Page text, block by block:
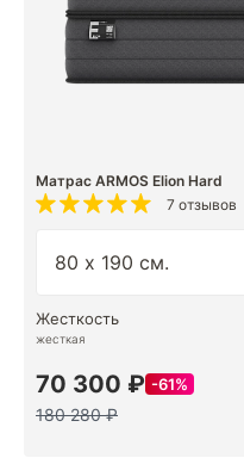
Матрас ARMOS Elion Hard
7 отзывов
Жесткость
жесткая
70 300 ₽ 61%
180 280 ₽